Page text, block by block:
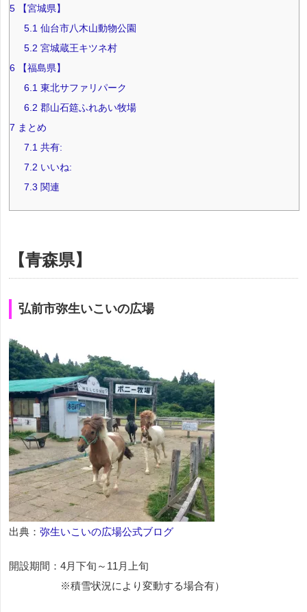
5 【宮城県】
5.1 仙台市八木山動物公園
5.2 宮城蔵王キツネ村
6 【福島県】
6.1 東北サファリパーク
6.2 郡山石筵ふれあい牧場
7 まとめ
7.1 共有:
7.2 いいね:
7.3 関連
【青森県】
弘前市弥生いこいの広場
出典： 弥生いこいの広場公式ブログ
開設期間：4月下旬～11月上旬
※積雪状況により変動する場合有）